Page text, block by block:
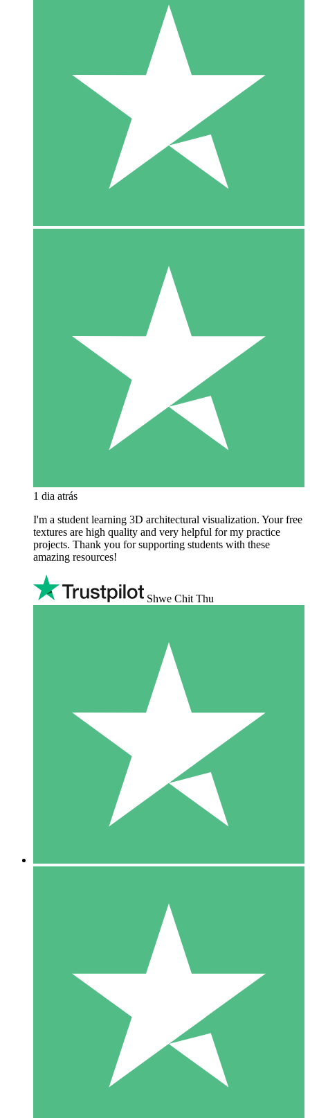
1 dia atrás
I'm a student learning 3D architectural visualization. Your free
textures are high quality and very helpful for my practice
projects. Thank you for supporting students with these
amazing resources!
Shwe Chit Thu